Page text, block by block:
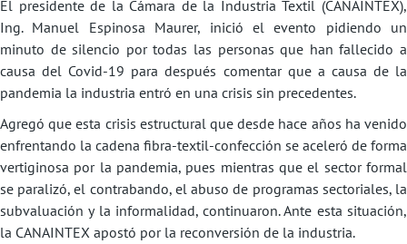
El presidente de la Cámara de la Industria Textil (CANAINTEX),
Ing. Manuel Espinosa Maurer, inició el evento pidiendo un
minuto de silencio por todas las personas que han fallecido a
causa del Covid-19 para después comentar que a causa de la
pandemia la industria entró en una crisis sin precedentes.
Agregó que esta crisis estructural que desde hace años ha venido
enfrentando la cadena fibra-textil-confección se aceleró de forma
vertiginosa por la pandemia, pues mientras que el sector formal
se paralizó, el contrabando, el abuso de programas sectoriales, la
subvaluación y la informalidad, continuaron. Ante esta situación,
la CANAINTEX apostó por la reconversión de la industria.